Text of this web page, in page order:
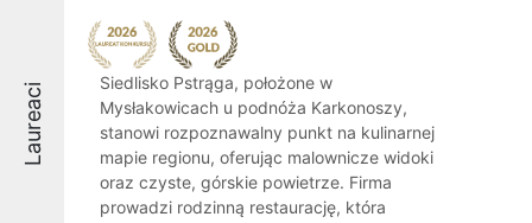
Laureaci
Siedlisko Pstrąga, położone w
Mysłakowicach u podnóża Karkonoszy,
stanowi rozpoznawalny punkt na kulinarnej
mapie regionu, oferując malownicze widoki
oraz czyste, górskie powietrze. Firma
prowadzi rodzinną restaurację, która